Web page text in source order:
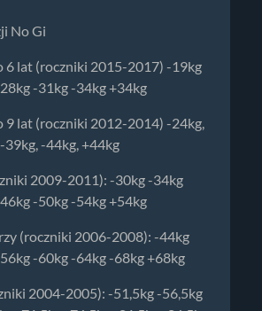
No Gi
6 lat (roczniki 2015-2017) -19kg
-31kg -34kg +34kg
9 lat (roczniki 2012-2014) -24kg,
39kg, -44kg, +44kg
2009-2011): -30kg -34kg
-50kg -54kg +54kg
(roczniki 2006-2008): -44kg
-60kg -64kg -68kg +68kg
2004-2005): -51,5kg -56,5kg